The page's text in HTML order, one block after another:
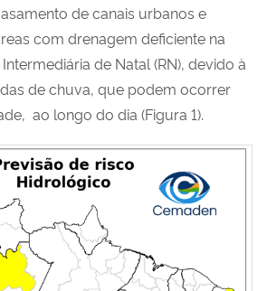
de canais urbanos e
com drenagem deficiente na
de Natal (RN), devido à
de chuva, que podem ocorrer
ao longo do dia (Figura 1).